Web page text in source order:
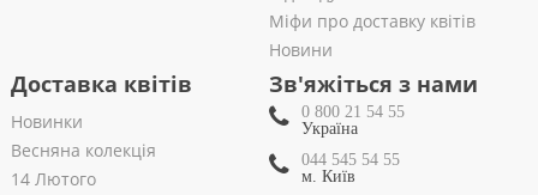
Міфи про доставку квітів
Новини
Доставка квітів
Новинки
Весняна колекція
14 Лютого
Зв'яжіться з нами
0 800 21 54 55
Україна
044 545 54 55
м. Київ